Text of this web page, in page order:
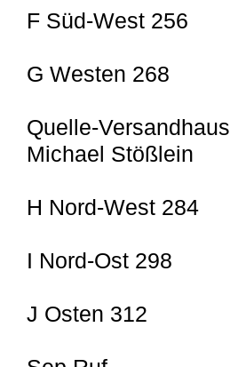
F Süd-West 256
G Westen 268
Quelle-Versandhaus
Michael Stößlein
H Nord-West 284
I Nord-Ost 298
J Osten 312